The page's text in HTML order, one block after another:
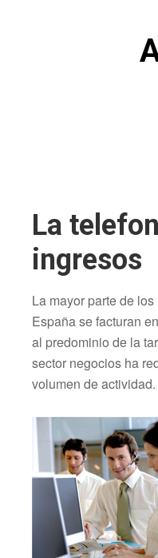
La
ingresos
La mayor parte de
España se facturan
al predominio de la
sector negocios ha
volumen de actividad.